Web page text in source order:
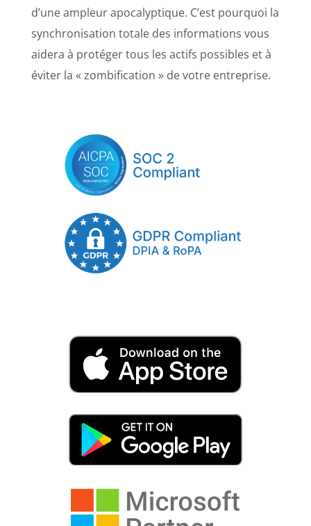
d’une ampleur apocalyptique. C’est pourquoi la
synchronisation totale des informations vous
aidera à protéger tous les actifs possibles et à
éviter la « zombification » de votre entreprise.